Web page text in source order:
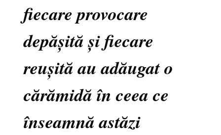
fiecare provocare
depășită și fiecare
reușită au adăugat o
cărămidă în ceea ce
înseamnă astăzi